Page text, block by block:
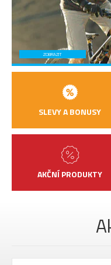
ZOBRAZIT
SLEVY A BONUSY
AKČNÍ PRODUKTY